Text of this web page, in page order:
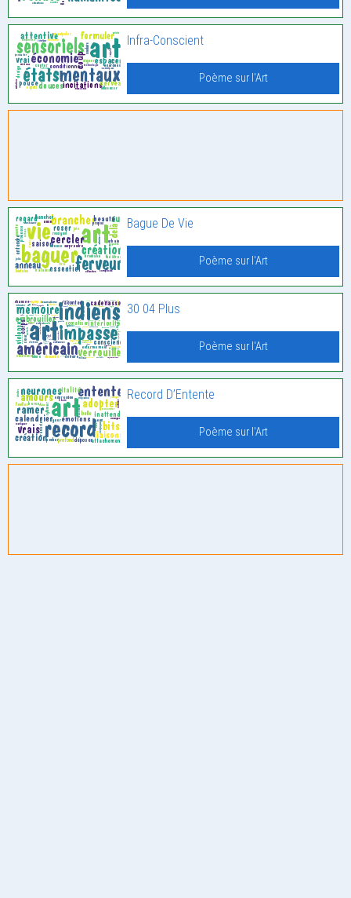
Infra-Conscient
Poème sur l'Art
Bague De Vie
Poème sur l'Art
30 04 Plus
Poème sur l'Art
Record D’Entente
Poème sur l'Art